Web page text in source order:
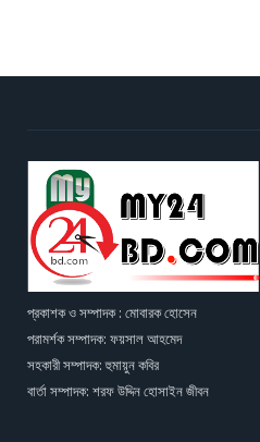
প্রকাশক ও সম্পাদক : মোবারক হোসেন
পরামর্শক সম্পাদক: ফয়সাল আহমেদ
সহকারী সম্পাদক: হুমায়ুন কবির
বার্তা সম্পাদক: শরফ উদ্দিন হোসাইন জীবন